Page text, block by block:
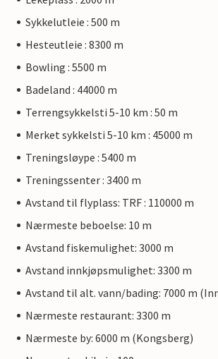
Sykkelutleie : 500 m
Hesteutleie : 8300 m
Bowling : 5500 m
Badeland : 44000 m
Terrengsykkelsti 5-10 km : 50 m
Merket sykkelsti 5-10 km : 45000 m
Treningsløype : 5400 m
Treningssenter : 3400 m
Avstand til flyplass: TRF : 110000 m
Nærmeste beboelse: 10 m
Avstand fiskemulighet: 3000 m
Avstand innkjøpsmulighet: 3300 m
Avstand til alt. vann/bading: 7000 m
Nærmeste restaurant: 3300 m
Nærmeste by: 6000 m (Kongsberg)